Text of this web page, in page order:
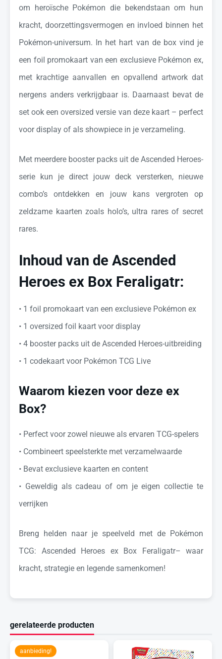
om heroïsche Pokémon die bekendstaan om hun
kracht, doorzettingsvermogen en invloed binnen het
Pokémon-universum. In het hart van de box vind je
een foil promokaart van een exclusieve Pokémon ex,
met krachtige aanvallen en opvallend artwork dat
nergens anders verkrijgbaar is. Daarnaast bevat de
set ook een oversized versie van deze kaart – perfect
voor display of als showpiece in je verzameling.
Met meerdere booster packs uit de Ascended Heroes-
serie kun je direct jouw deck versterken, nieuwe
combo’s ontdekken en jouw kans vergroten op
zeldzame kaarten zoals holo’s, ultra rares of secret
rares.
Inhoud van de Ascended
Heroes ex Box Feraligatr:
•⁠ ⁠1 foil promokaart van een exclusieve Pokémon ex
•⁠ ⁠1 oversized foil kaart voor display
•⁠ ⁠4 booster packs uit de Ascended Heroes-uitbreiding
•⁠ ⁠1 codekaart voor Pokémon TCG Live
Waarom kiezen voor deze ex
Box?
•⁠ ⁠Perfect voor zowel nieuwe als ervaren TCG-spelers
•⁠ ⁠Combineert speelsterkte met verzamelwaarde
•⁠ ⁠Bevat exclusieve kaarten en content
•⁠ ⁠Geweldig als cadeau of om je eigen collectie te
verrijken
Breng helden naar je speelveld met de Pokémon
TCG: Ascended Heroes ex Box Feraligatr– waar
kracht, strategie en legende samenkomen!
gerelateerde producten
aanbieding!